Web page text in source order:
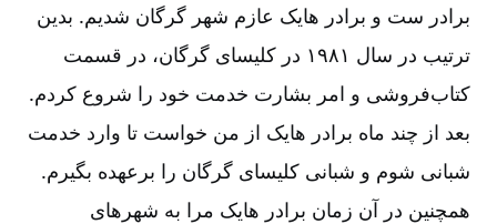
برادر ست و برادر هایک عازم شهر گرگان شدیم. بدین
ترتیب در سال ۱۹۸۱ در کلیسای گرگان، در قسمت
کتاب‌‌فروشی و امر بشارت خدمت خود را شروع کردم.
بعد از چند ماه برادر هایک از من خواست تا وارد خدمت
شبانی شوم و شبانی کلیسای گرگان را برعهده بگیرم.
همچنین در آن زمان برادر هایک مرا به شهرهای